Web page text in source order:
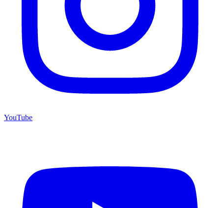
YouTube